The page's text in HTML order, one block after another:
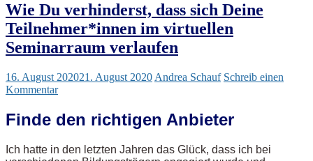
Wie Du verhinderst, dass sich Deine
Teilnehmer*innen im virtuellen
Seminarraum verlaufen
16. August 202021. August 2020 Andrea Schauf Schreib einen
Kommentar
Finde den richtigen Anbieter
Ich hatte in den letzten Jahren das Glück, dass ich bei